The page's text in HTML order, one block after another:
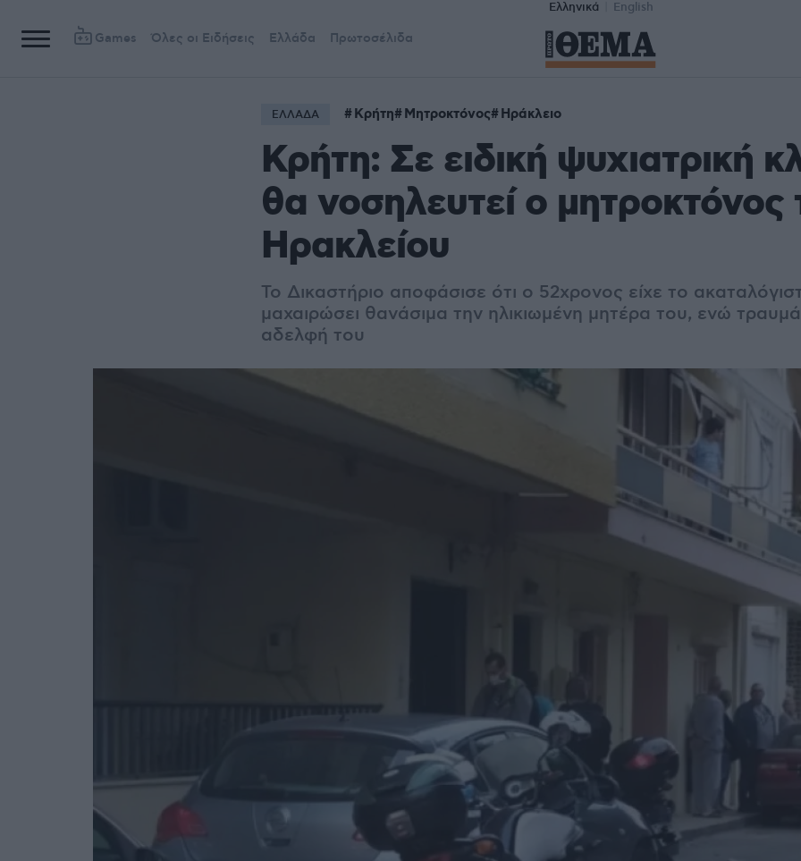
Ελληνικά English
Games Όλες οι Ειδήσεις Ελλάδα Πρωτοσέλιδα
ΕΛΛΑΔΑ Κρήτη Μητροκτόνος Ηράκλειο
Κρήτη: Σε ειδική ψυχιατρική
θα νοσηλευτεί ο μητροκτόνος
Ηρακλείου
Το Δικαστήριο αποφάσισε ότι ο 52χρονος είχε το
μαχαιρώσει θανάσιμα την ηλικιωμένη μητέρα του, ενώ
αδελφή του